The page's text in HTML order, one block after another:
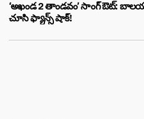
‘అఖండ 2 తాండవం’ సాంగ్ ఔట్:
చూసి ఫ్యాన్స్ షాక్!